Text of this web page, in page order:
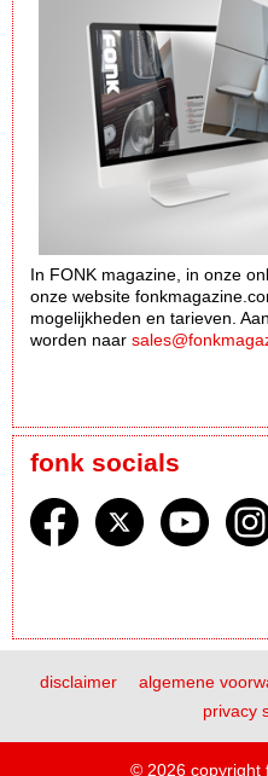
In FONK magazine, in onze
onze website
mogelijkheden en tarieven.
worden naar
fonk socials
disclaimer algemene
privacy
© 2026 copyright